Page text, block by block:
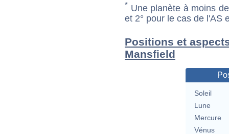
* Une planète à moins
et 2° pour le cas de l'AS
Positions et
Mansfield
Soleil
Lune
Mercure
Vénus